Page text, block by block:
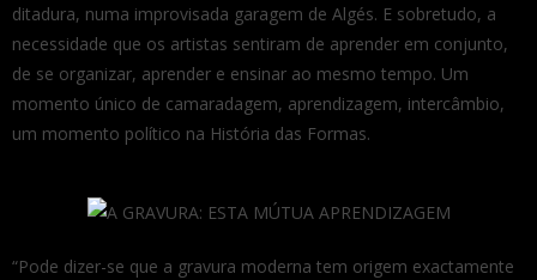
ditadura, numa improvisada garagem de Algés. E sobretudo, a
necessidade que os artistas sentiram de aprender em conjunto,
de se organizar, aprender e ensinar ao mesmo tempo. Um
momento único de camaradagem, aprendizagem, intercâmbio,
um momento político na História das Formas.
“Pode dizer-se que a gravura moderna tem origem exactamente